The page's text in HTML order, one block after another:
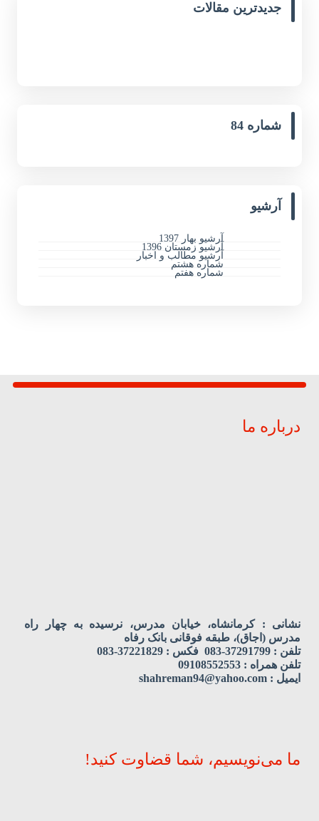
جدیدترین مقالات
شماره 84
آرشیو
آرشیو بهار 1397
آرشیو زمستان 1396
آرشیو مطالب و اخبار
شماره هشتم
شماره هفتم
درباره ما
نشانی : کرمانشاه، خیابان مدرس، نرسیده به چهار راه
مدرس (اجاق)، طبقه فوقانی بانک رفاه
تلفن : 37291799-083 فکس : 37221829-083
تلفن همراه : 09108552553
ایمیل : shahreman94@yahoo.com
ما می‌نویسیم، شما قضاوت کنید!